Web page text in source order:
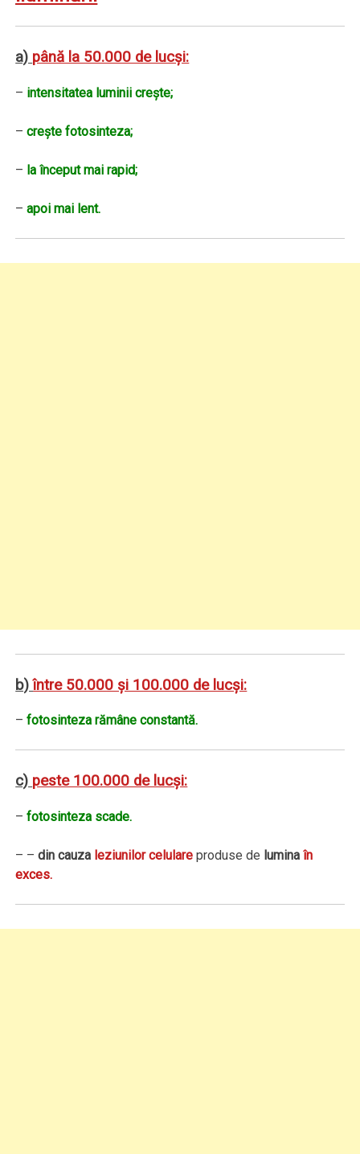
a) până la 50.000 de lucşi:
– intensitatea luminii creşte;
–creşte fotosinteza;
– la început mai rapid;
–apoi mai lent.
b)între 50.000 şi 100.000 de lucşi:
–fotosinteza rămâne constantă.
c) peste 100.000 de lucşi:
–fotosinteza scade.
– –din cauza leziunilor celulare produse de luminaîn
exces.